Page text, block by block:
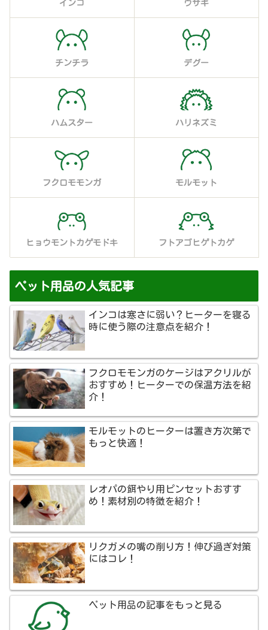
インコ ウサギ
チンチラ デグー
ハムスター ハリネズミ
フクロモモンガ モルモット
ヒョウモントカゲモドキ フトアゴヒゲトカゲ
ペット用品の人気記事
インコは寒さに弱い？ヒーターを寝る
時に使う際の注意点を紹介！
フクロモモンガのケージはアクリルが
おすすめ！ヒーターでの保温方法を紹
介！
モルモットのヒーターは置き方次第で
もっと快適！
レオパの餌やり用ピンセットおすす
め！素材別の特徴を紹介！
リクガメの嘴の削り方！伸び過ぎ対策
にはコレ！
ペット用品の記事をもっと見る